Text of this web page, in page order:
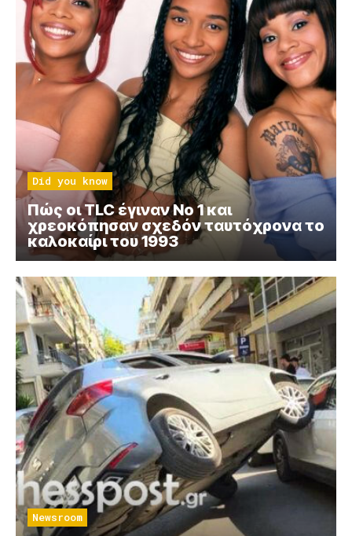
Did you know
Πώς οι TLC έγιναν Νο 1 και
χρεοκόπησαν σχεδόν ταυτόχρονα το
καλοκαίρι του 1993
Newsroom